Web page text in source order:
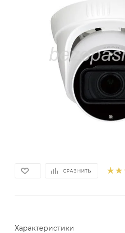
СРАВНИТЬ
Характеристики